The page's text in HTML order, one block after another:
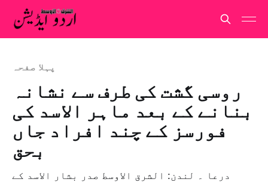
پہلا صفحہ
روسی گشت کی طرف سے نشانہ
بنانے کے بعد ماہر الاسد کی
فورسز کے چند افراد جاں
بحق
درعا ۔ لندن: الشرق الاوسط صدر بشار الاسد کے